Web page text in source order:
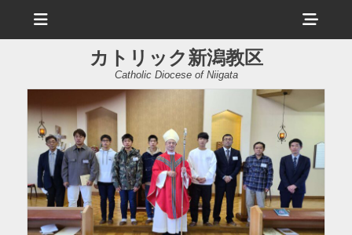
ュ
ヘ
ッ
ー
サ
イ
ド
バ
ー
カトリック新潟教区
Catholic Diocese of Niigata